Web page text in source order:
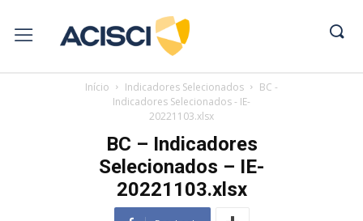
Início Indicadores Selecionados
BC -
Indicadores Selecionados - IE-
20221103.xlsx
BC – Indicadores
Selecionados – IE-
20221103.xlsx